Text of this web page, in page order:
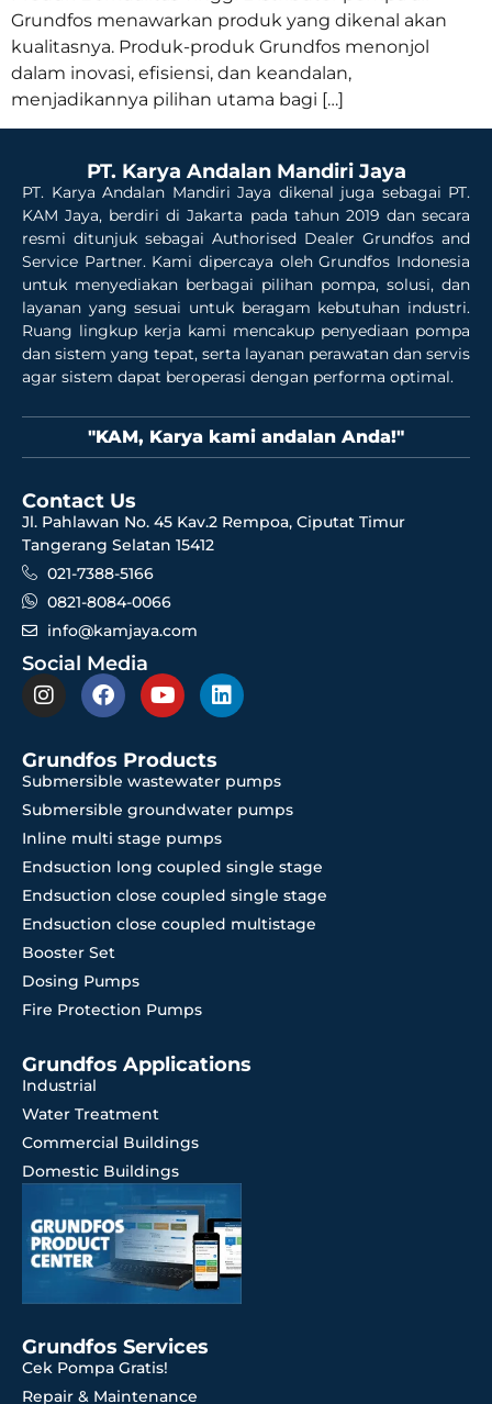
Grundfos menawarkan produk yang dikenal akan
kualitasnya. Produk-produk Grundfos menonjol
dalam inovasi, efisiensi, dan keandalan,
menjadikannya pilihan utama bagi […]
PT. Karya Andalan Mandiri Jaya
PT. Karya Andalan Mandiri Jaya dikenal juga sebagai PT.
KAM Jaya, berdiri di Jakarta pada tahun 2019 dan secara
resmi ditunjuk sebagai Authorised Dealer Grundfos and
Service Partner. Kami dipercaya oleh Grundfos Indonesia
untuk menyediakan berbagai pilihan pompa, solusi, dan
layanan yang sesuai untuk beragam kebutuhan industri.
Ruang lingkup kerja kami mencakup penyediaan pompa
dan sistem yang tepat, serta layanan perawatan dan servis
agar sistem dapat beroperasi dengan performa optimal.
"KAM, Karya kami andalan Anda!"
Contact Us
Jl. Pahlawan No. 45 Kav.2 Rempoa, Ciputat Timur
Tangerang Selatan 15412
021-7388-5166
0821-8084-0066
info@kamjaya.com
Social Media
Grundfos Products
Submersible wastewater pumps
Submersible groundwater pumps
Inline multi stage pumps
Endsuction long coupled single stage
Endsuction close coupled single stage
Endsuction close coupled multistage
Booster Set
Dosing Pumps
Fire Protection Pumps
Grundfos Applications
Industrial
Water Treatment
Commercial Buildings
Domestic Buildings
Grundfos Services
Cek Pompa Gratis!
Repair & Maintenance